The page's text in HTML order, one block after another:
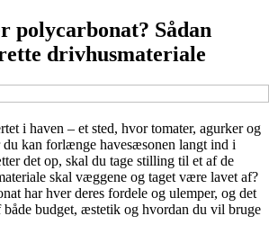
polycarbonat? Sådan
drivhusmateriale
i haven – et sted, hvor tomater, agurker og
kan forlænge havesæsonen langt ind i
det op, skal du tage stilling til et af de
skal væggene og taget være lavet af?
har hver deres fordele og ulemper, og det
budget, æstetik og hvordan du vil bruge